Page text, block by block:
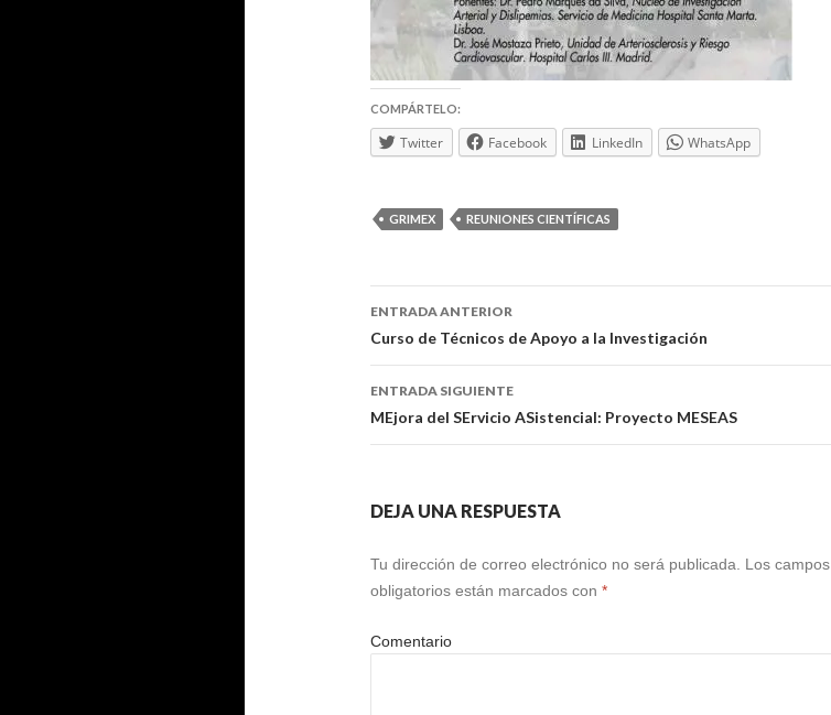
COMPÁRTELO:
Twitter Facebook LinkedIn WhatsApp
GRIMEX REUNIONES CIENTÍFICAS
Navegación
de
entradas
ENTRADA ANTERIOR
Curso de Técnicos de Apoyo a la Investigación
ENTRADA SIGUIENTE
MEjora del SErvicio ASistencial: Proyecto MESEAS
DEJA UNA RESPUESTA
Tu dirección de correo electrónico no será publicada.
Los campos
obligatorios están marcados con *
Comentario